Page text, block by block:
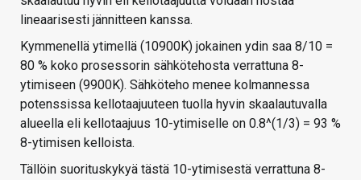
lineaarisesti jännitteen kanssa.
Kymmenellä ytimellä (10900K) jokainen ydin saa 8/10 =
80 % koko prosessorin sähkötehosta verrattuna 8-
ytimiseen (9900K). Sähköteho menee kolmannessa
potenssissa kellotaajuuteen tuolla hyvin skaalautuvalla
alueella eli kellotaajuus 10-ytimiselle on 0.8^(1/3) = 93 %
8-ytimisen kelloista.
Tällöin suorituskykyä tästä 10-ytimisestä verrattuna 8-